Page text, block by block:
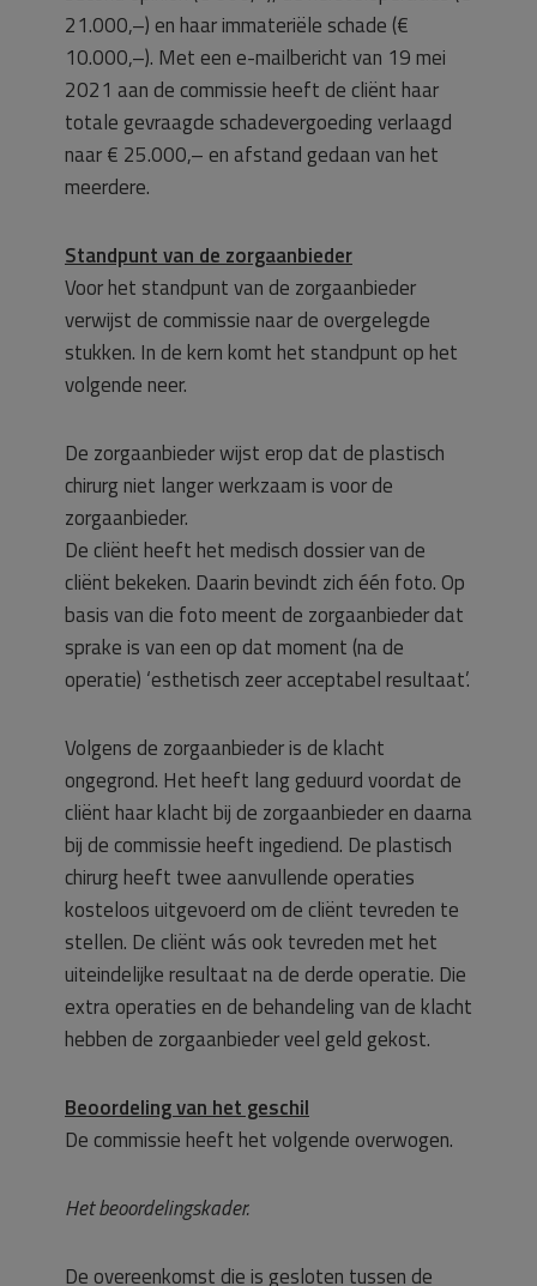
21.000,–) en haar immateriële schade (€
10.000,–). Met een e-mailbericht van 19 mei
2021 aan de commissie heeft de cliënt haar
totale gevraagde schadevergoeding verlaagd
naar € 25.000,– en afstand gedaan van het
meerdere.
Standpunt van de zorgaanbieder
Voor het standpunt van de zorgaanbieder
verwijst de commissie naar de overgelegde
stukken. In de kern komt het standpunt op het
volgende neer.
De zorgaanbieder wijst erop dat de plastisch
chirurg niet langer werkzaam is voor de
zorgaanbieder.
De cliënt heeft het medisch dossier van de
cliënt bekeken. Daarin bevindt zich één foto. Op
basis van die foto meent de zorgaanbieder dat
sprake is van een op dat moment (na de
operatie) ‘esthetisch zeer acceptabel resultaat’.
Volgens de zorgaanbieder is de klacht
ongegrond. Het heeft lang geduurd voordat de
cliënt haar klacht bij de zorgaanbieder en daarna
bij de commissie heeft ingediend. De plastisch
chirurg heeft twee aanvullende operaties
kosteloos uitgevoerd om de cliënt tevreden te
stellen. De cliënt wás ook tevreden met het
uiteindelijke resultaat na de derde operatie. Die
extra operaties en de behandeling van de klacht
hebben de zorgaanbieder veel geld gekost.
Beoordeling van het geschil
De commissie heeft het volgende overwogen.
Het beoordelingskader.
De overeenkomst die is gesloten tussen de